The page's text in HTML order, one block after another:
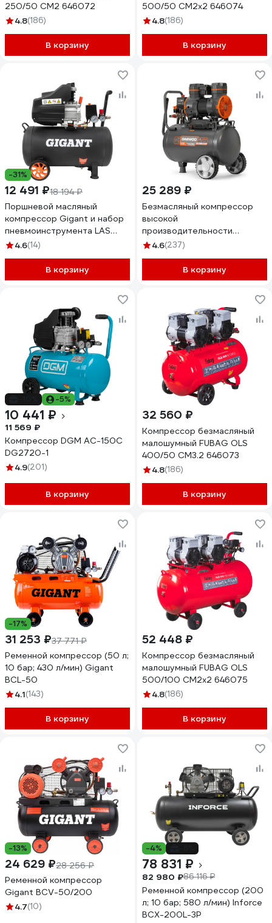
250/50 CM2 646072
4.8(186)
В корзину
500/50 CM2х2 646074
4.8(186)
В корзину
-31%
12 491 ₽18 194 ₽
Поршневой масляный
компрессор Gigant и набор
пневмоинструмента LAS
50/1800K
4.6(14)
В корзину
25 289 ₽
Безмасляный компрессор
высокой
производительности
DAEWOO DAC 320S
4.6(237)
В корзину
-5%
10 441 ₽
11 569 ₽
Компрессор DGM AC-150C
DG2720-1
4.9(201)
В корзину
32 560 ₽
Компрессор безмасляный
малошумный FUBAG OLS
400/50 CM3.2 646073
4.8(186)
В корзину
-17%
31 253 ₽37 771 ₽
Ременной компрессор (50 л;
10 бар; 430 л/мин) Gigant
BCL-50
4.1(143)
В корзину
52 448 ₽
Компрессор безмасляный
малошумный FUBAG OLS
500/100 CM2х2 646075
4.8(186)
В корзину
-13%
24 629 ₽28 256 ₽
Ременной компрессор
Gigant BCV-50/200
4.7(10)
-4%
78 831 ₽
82 980 ₽86 116 ₽
Ременной компрессор (200
л; 10 бар; 580 л/мин) Inforce
BCX-200L-3P